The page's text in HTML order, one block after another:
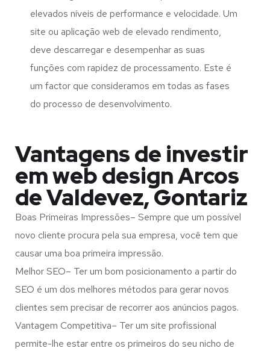
elevados níveis de performance e velocidade. Um
site ou aplicação web de elevado rendimento,
deve descarregar e desempenhar as suas
funções com rapidez de processamento. Este é
um factor que consideramos em todas as fases
do processo de desenvolvimento.
Vantagens de investir
em web design Arcos
de Valdevez, Gontariz
Boas Primeiras Impressões– Sempre que um possível
novo cliente procura pela sua empresa, você tem que
causar uma boa primeira impressão.
Melhor SEO– Ter um bom posicionamento a partir do
SEO é um dos melhores métodos para gerar novos
clientes sem precisar de recorrer aos anúncios pagos.
Vantagem Competitiva– Ter um site profissional
permite-lhe estar entre os primeiros do seu nicho de